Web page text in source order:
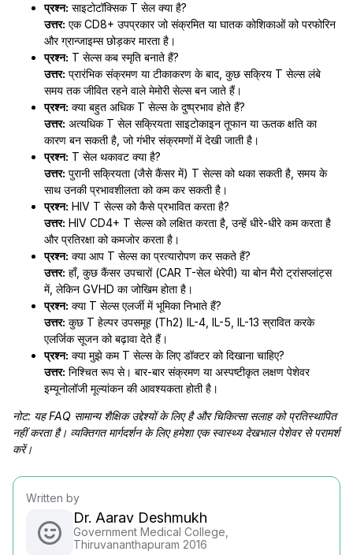
प्रश्न: साइटोटॉक्सिक T सेल क्या है?
उत्तर: एक CD8+ उपप्रकार जो संक्रमित या घातक कोशिकाओं को परफोरिन
और ग्रान्जाइम्स छोड़कर मारता है।
प्रश्न: T सेल्स कब स्मृति बनाते हैं?
उत्तर: प्रारंभिक संक्रमण या टीकाकरण के बाद, कुछ सक्रिय T सेल्स लंबे
समय तक जीवित रहने वाले मेमोरी सेल्स बन जाते हैं।
प्रश्न: क्या बहुत अधिक T सेल्स के दुष्प्रभाव होते हैं?
उत्तर: अत्यधिक T सेल सक्रियता साइटोकाइन तूफान या ऊतक क्षति का
कारण बन सकती है, जो गंभीर संक्रमणों में देखी जाती है।
प्रश्न: T सेल थकावट क्या है?
उत्तर: पुरानी सक्रियता (जैसे कैंसर में) T सेल्स को थका सकती है, समय के
साथ उनकी प्रभावशीलता को कम कर सकती है।
प्रश्न: HIV T सेल्स को कैसे प्रभावित करता है?
उत्तर: HIV CD4+ T सेल्स को लक्षित करता है, उन्हें धीरे-धीरे कम करता है
और प्रतिरक्षा को कमजोर करता है।
प्रश्न: क्या आप T सेल्स का प्रत्यारोपण कर सकते हैं?
उत्तर: हाँ, कुछ कैंसर उपचारों (CAR T-सेल थेरेपी) या बोन मैरो ट्रांसप्लांट्स
में, लेकिन GVHD का जोखिम होता है।
प्रश्न: क्या T सेल्स एलर्जी में भूमिका निभाते हैं?
उत्तर: कुछ T हेल्पर उपसमूह (Th2) IL-4, IL-5, IL-13 स्रावित करके
एलर्जिक सूजन को बढ़ावा देते हैं।
प्रश्न: क्या मुझे कम T सेल्स के लिए डॉक्टर को दिखाना चाहिए?
उत्तर: निश्चित रूप से। बार-बार संक्रमण या अस्पष्टीकृत लक्षण पेशेवर
इम्यूनोलॉजी मूल्यांकन की आवश्यकता होती है।
नोट: यह FAQ सामान्य शैक्षिक उद्देश्यों के लिए है और चिकित्सा सलाह को प्रतिस्थापित
नहीं करता है। व्यक्तिगत मार्गदर्शन के लिए हमेशा एक स्वास्थ्य देखभाल पेशेवर से परामर्श
करें।
Written by
Dr. Aarav Deshmukh
Government Medical College,
Thiruvananthapuram 2016